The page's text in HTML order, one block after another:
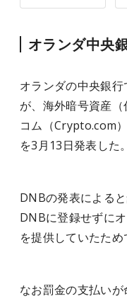
オランダ中央
オランダの中央銀行
が、海外暗号資産
コム（Crypto.com
を3月13日発表した。
DNBの発表による
DNBに登録せずに
を提供していたため
なお罰金の支払い